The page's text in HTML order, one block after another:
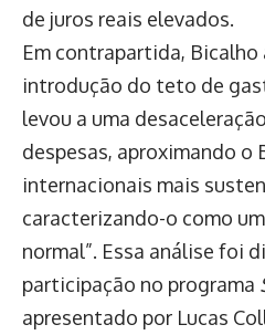
de juros reais elevados.
Em contrapartida, Bicalho
introdução do teto de
levou a uma
despesas, aproximando o
internacionais mais
caracterizando-o como
normal”. Essa análise foi
participação no programa
apresentado por Lucas